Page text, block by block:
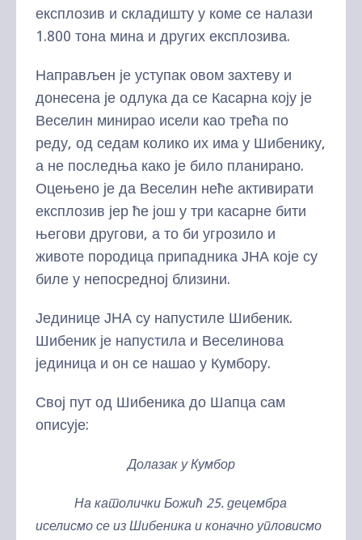
експлозив и складишту у коме се налази
1.800 тона мина и других експлозива.
Направљен је уступак овом захтеву и
донесена је одлука да се Касарна коју је
Веселин минирао исели као трећа по
реду, од седам колико их има у Шибенику,
а не последња како је било планирано.
Оцењено је да Веселин неће активирати
експлозив јер ће још у три касарне бити
његови другови, а то би угрозило и
животе породица припадника ЈНА које су
биле у непосредној близини.
Јединице ЈНА су напустиле Шибеник.
Шибеник је напустила и Веселинова
јединица и он се нашао у Кумбору.
Свој пут од Шибеника до Шапца сам
описује:
Долазак у Кумбор
На католички Божић 25. децембра
иселисмо се из Шибеника и коначно упловисмо